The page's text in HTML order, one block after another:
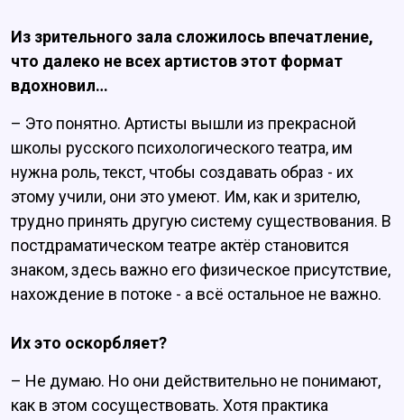
Из зрительного зала сложилось впечатление,
что далеко не всех артистов этот формат
вдохновил…
– Это понятно. Артисты вышли из прекрасной
школы русского психологического театра, им
нужна роль, текст, чтобы создавать образ - их
этому учили, они это умеют. Им, как и зрителю,
трудно принять другую систему существования. В
постдраматическом театре актёр становится
знаком, здесь важно его физическое присутствие,
нахождение в потоке - а всё остальное не важно.
Их это оскорбляет?
– Не думаю. Но они действительно не понимают,
как в этом сосуществовать. Хотя практика